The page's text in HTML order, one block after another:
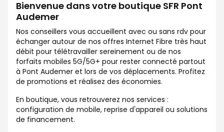
Bienvenue dans votre boutique SFR Pont
Audemer
Nos conseillers vous accueillent avec ou sans rdv pour
échanger autour de nos offres Internet Fibre très haut
débit pour télétravailler sereinement ou de nos
forfaits mobiles 5G/5G+ pour rester connecté partout
à Pont Audemer et lors de vos déplacements. Profitez
de promotions et réalisez des économies.
En boutique, vous retrouverez nos services :
configuration de mobile, reprise d'appareil ou solutions
de financement.